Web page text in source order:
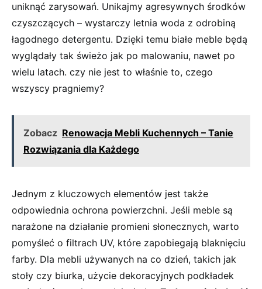
uniknąć zarysowań. Unikajmy agresywnych‍ środków⁤
czyszczących –‍ wystarczy letnia woda z odrobiną
łagodnego detergentu. Dzięki ‍temu białe meble będą
wyglądały tak świeżo jak po malowaniu, nawet po
wielu latach. czy nie ⁢jest⁤ to właśnie to, czego
wszyscy pragniemy?
Zobacz Renowacja Mebli Kuchennych – Tanie
Rozwiązania dla Każdego
Jednym z kluczowych elementów jest także
odpowiednia ochrona powierzchni. Jeśli meble są
narażone na działanie promieni słonecznych, warto
pomyśleć o filtrach UV, które ⁢zapobiegają blaknięciu
farby. ‌Dla mebli używanych na co dzień, ⁢takich⁢ jak
stoły⁢ czy biurka, użycie dekoracyjnych podkładek⁤